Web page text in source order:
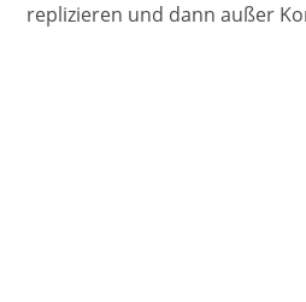
replizieren und dann außer